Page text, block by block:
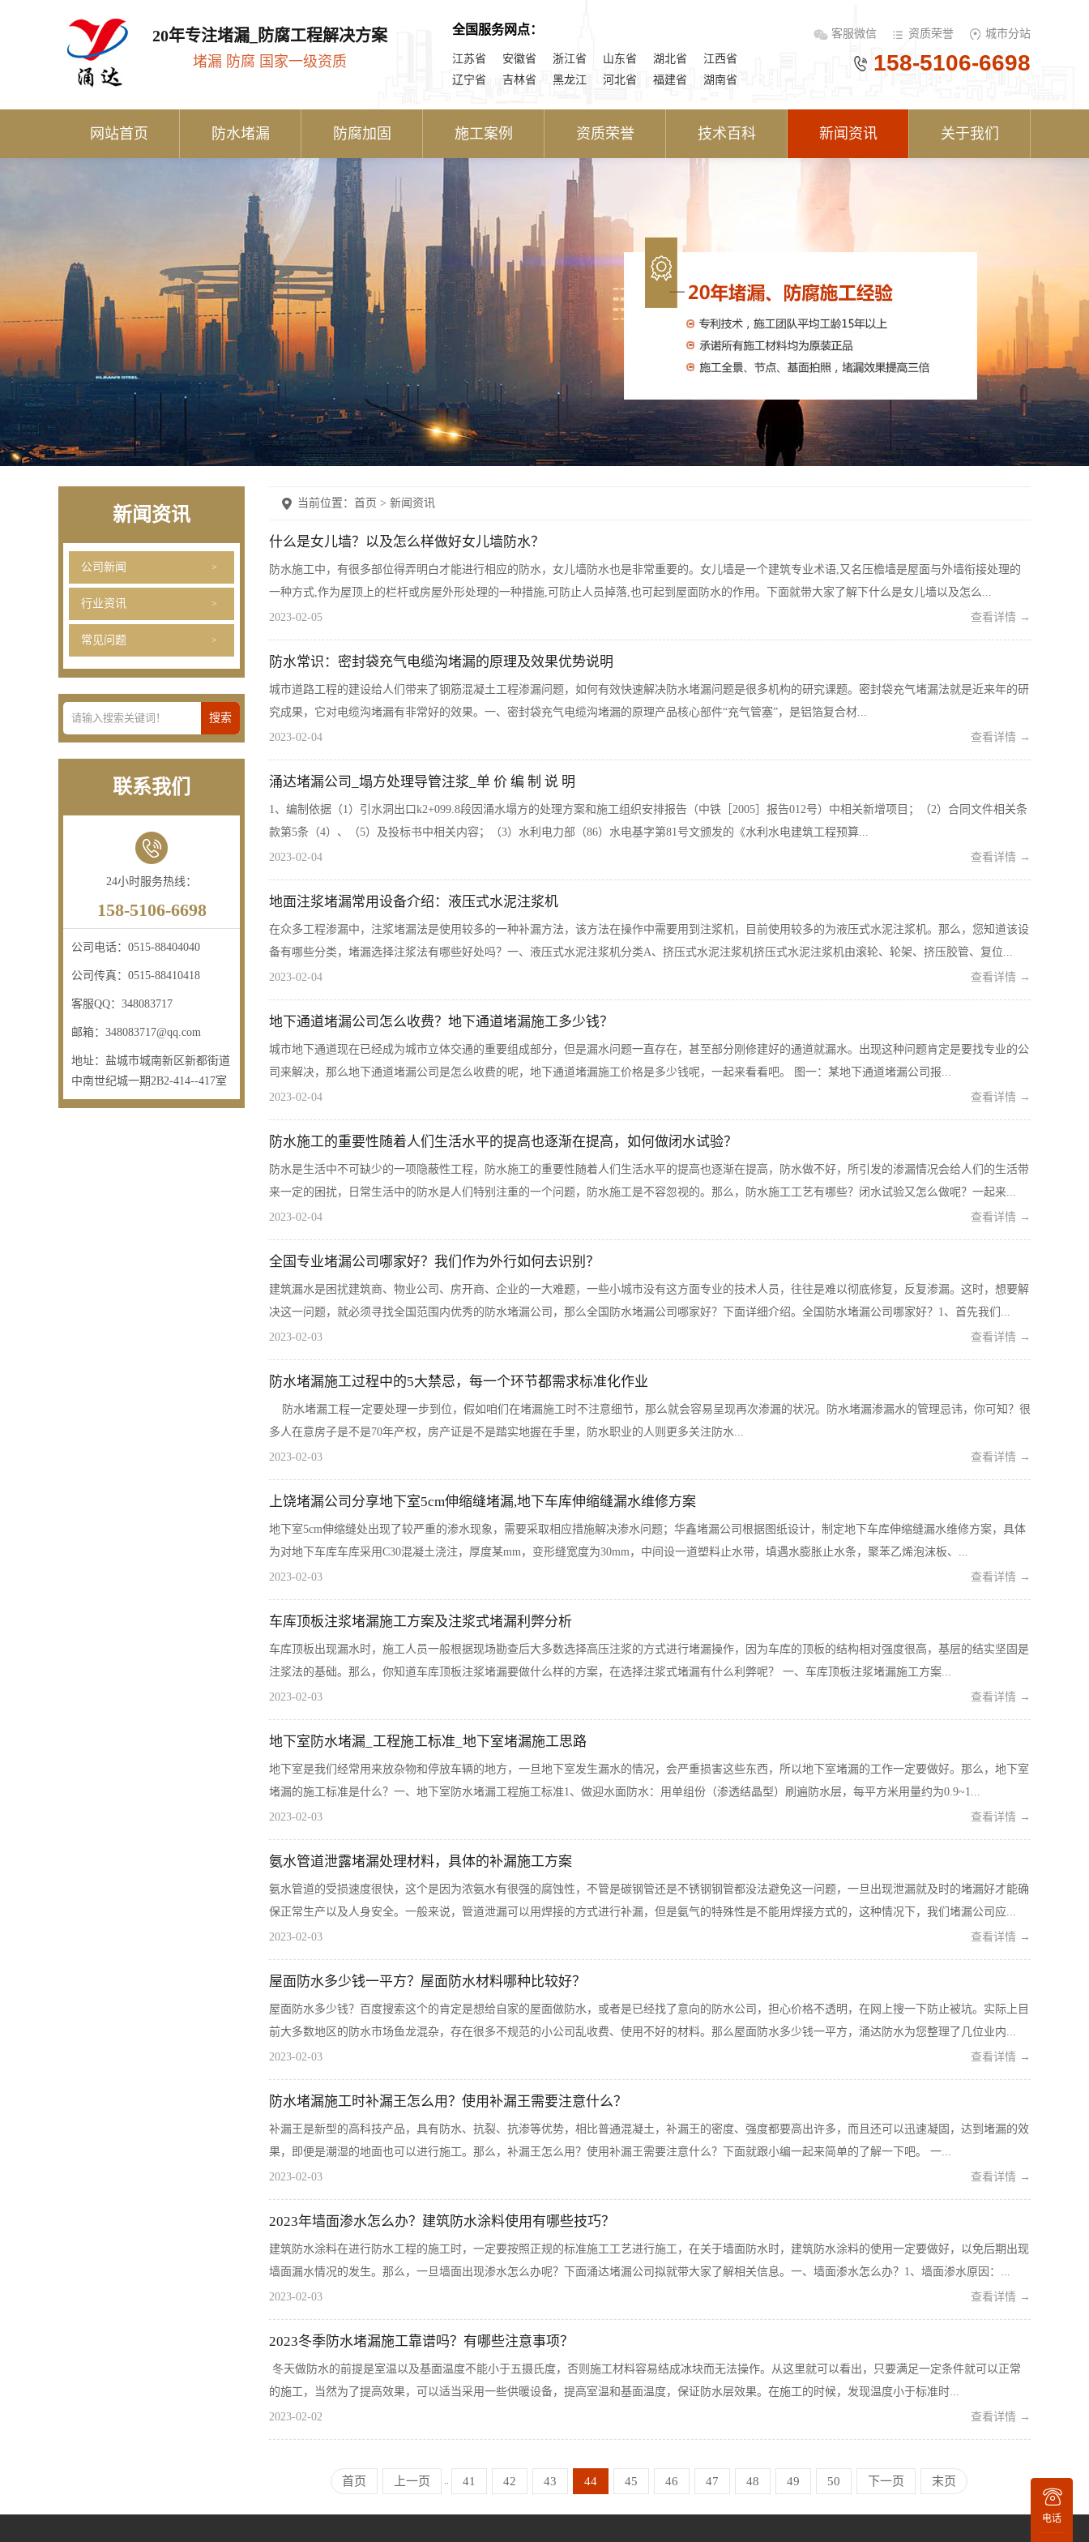
20年专注堵漏_防腐工程解决方案
堵漏 防腐 国家一级资质
全国服务网点：
江苏省 安徽省 浙江省 山东省 湖北省
江西省
辽宁省
吉林省 黑龙江 河北省 福建省 湖南省
客服微信 资质荣誉 城市分站
158-5106-6698
网站首页 防水堵漏 防腐加固 施工案例 资质荣誉 技术百科 新闻资讯 关于我们
新闻资讯
公司新闻
行业资讯
常见问题
联系我们
24小时服务热线：
158-5106-6698
公司电话： 0515-88404040
公司传真： 0515-88410418
客服QQ： 348083717
邮箱： 348083717@qq.com
地址： 盐城市城南新区新都街道
中南世纪城一期2B2-414--417室
当前位置： 首页 > 新闻资讯
什么是女儿墙？以及怎么样做好女儿墙防水？
防水施工中，有很多部位得弄明白才能进行相应的防水，女儿墙防水也是非常重要的。女儿墙是一个建筑专业术语,又名压檐墙是屋面与外墙衔接处理的
一种方式,作为屋顶上的栏杆或房屋外形处理的一种措施,可防止人员掉落,也可起到屋面防水的作用。下面就带大家了解下什么是女儿墙以及怎么...
2023-02-05 查看详情 →
防水常识：密封袋充气电缆沟堵漏的原理及效果优势说明
城市道路工程的建设给人们带来了钢筋混凝土工程渗漏问题，如何有效快速解决防水堵漏问题是很多机构的研究课题。密封袋充气堵漏法就是近来年的研
究成果，它对电缆沟堵漏有非常好的效果。一、密封袋充气电缆沟堵漏的原理产品核心部件“充气管塞”，是铝箔复合材...
2023-02-04 查看详情 →
涌达堵漏公司_塌方处理导管注浆_单 价 编 制 说 明
1、编制依据（1）引水洞出口k2+099.8段因涌水塌方的处理方案和施工组织安排报告（中铁［2005］报告012号）中相关新增项目；（2）合同文件相关条
款第5条（4）、（5）及投标书中相关内容；（3）水利电力部（86）水电基字第81号文颁发的《水利水电建筑工程预算...
2023-02-04 查看详情 →
地面注浆堵漏常用设备介绍：液压式水泥注浆机
在众多工程渗漏中，注浆堵漏法是使用较多的一种补漏方法，该方法在操作中需要用到注浆机，目前使用较多的为液压式水泥注浆机。那么，您知道该设
备有哪些分类，堵漏选择注浆法有哪些好处吗？一、液压式水泥注浆机分类A、挤压式水泥注浆机挤压式水泥注浆机由滚轮、轮架、挤压胶管、复位...
2023-02-04 查看详情 →
地下通道堵漏公司怎么收费？地下通道堵漏施工多少钱？
城市地下通道现在已经成为城市立体交通的重要组成部分，但是漏水问题一直存在，甚至部分刚修建好的通道就漏水。出现这种问题肯定是要找专业的公
司来解决，那么地下通道堵漏公司是怎么收费的呢，地下通道堵漏施工价格是多少钱呢，一起来看看吧。 图一：某地下通道堵漏公司报...
2023-02-04 查看详情 →
防水施工的重要性随着人们生活水平的提高也逐渐在提高，如何做闭水试验？
防水是生活中不可缺少的一项隐蔽性工程，防水施工的重要性随着人们生活水平的提高也逐渐在提高，防水做不好，所引发的渗漏情况会给人们的生活带
来一定的困扰，日常生活中的防水是人们特别注重的一个问题，防水施工是不容忽视的。那么，防水施工工艺有哪些？闭水试验又怎么做呢？一起来...
2023-02-04 查看详情 →
全国专业堵漏公司哪家好？我们作为外行如何去识别？
建筑漏水是困扰建筑商、物业公司、房开商、企业的一大难题，一些小城市没有这方面专业的技术人员，往往是难以彻底修复，反复渗漏。这时，想要解
决这一问题，就必须寻找全国范围内优秀的防水堵漏公司，那么全国防水堵漏公司哪家好？下面详细介绍。全国防水堵漏公司哪家好？1、首先我们...
2023-02-03 查看详情 →
防水堵漏施工过程中的5大禁忌，每一个环节都需求标准化作业
防水堵漏工程一定要处理一步到位，假如咱们在堵漏施工时不注意细节，那么就会容易呈现再次渗漏的状况。防水堵漏渗漏水的管理忌讳，你可知？很
多人在意房子是不是70年产权，房产证是不是踏实地握在手里，防水职业的人则更多关注防水...
2023-02-03 查看详情 →
上饶堵漏公司分享地下室5cm伸缩缝堵漏,地下车库伸缩缝漏水维修方案
地下室5cm伸缩缝处出现了较严重的渗水现象，需要采取相应措施解决渗水问题；华鑫堵漏公司根据图纸设计，制定地下车库伸缩缝漏水维修方案，具体
为对地下车库车库采用C30混凝土浇注，厚度某mm，变形缝宽度为30mm，中间设一道塑料止水带，填遇水膨胀止水条，聚苯乙烯泡沫板、...
2023-02-03 查看详情 →
车库顶板注浆堵漏施工方案及注浆式堵漏利弊分析
车库顶板出现漏水时，施工人员一般根据现场勘查后大多数选择高压注浆的方式进行堵漏操作，因为车库的顶板的结构相对强度很高，基层的结实坚固是
注浆法的基础。那么，你知道车库顶板注浆堵漏要做什么样的方案，在选择注浆式堵漏有什么利弊呢？ 一、车库顶板注浆堵漏施工方案...
2023-02-03 查看详情 →
地下室防水堵漏_工程施工标准_地下室堵漏施工思路
地下室是我们经常用来放杂物和停放车辆的地方，一旦地下室发生漏水的情况，会严重损害这些东西，所以地下室堵漏的工作一定要做好。那么，地下室
堵漏的施工标准是什么？一、地下室防水堵漏工程施工标准1、做迎水面防水：用单组份（渗透结晶型）刷遍防水层，每平方米用量约为0.9~1...
2023-02-03 查看详情 →
氨水管道泄露堵漏处理材料，具体的补漏施工方案
氨水管道的受损速度很快，这个是因为浓氨水有很强的腐蚀性，不管是碳钢管还是不锈钢钢管都没法避免这一问题，一旦出现泄漏就及时的堵漏好才能确
保正常生产以及人身安全。一般来说，管道泄漏可以用焊接的方式进行补漏，但是氨气的特殊性是不能用焊接方式的，这种情况下，我们堵漏公司应...
2023-02-03 查看详情 →
屋面防水多少钱一平方？屋面防水材料哪种比较好？
屋面防水多少钱？百度搜索这个的肯定是想给自家的屋面做防水，或者是已经找了意向的防水公司，担心价格不透明，在网上搜一下防止被坑。实际上目
前大多数地区的防水市场鱼龙混杂，存在很多不规范的小公司乱收费、使用不好的材料。那么屋面防水多少钱一平方，涌达防水为您整理了几位业内...
2023-02-03 查看详情 →
防水堵漏施工时补漏王怎么用？使用补漏王需要注意什么？
补漏王是新型的高科技产品，具有防水、抗裂、抗渗等优势，相比普通混凝土，补漏王的密度、强度都要高出许多，而且还可以迅速凝固，达到堵漏的效
果，即便是潮湿的地面也可以进行施工。那么，补漏王怎么用？使用补漏王需要注意什么？下面就跟小编一起来简单的了解一下吧。 一...
2023-02-03 查看详情 →
2023年墙面渗水怎么办？建筑防水涂料使用有哪些技巧？
建筑防水涂料在进行防水工程的施工时，一定要按照正规的标准施工工艺进行施工，在关于墙面防水时，建筑防水涂料的使用一定要做好，以免后期出现
墙面漏水情况的发生。那么，一旦墙面出现渗水怎么办呢？下面涌达堵漏公司拟就带大家了解相关信息。一、墙面渗水怎么办？1、墙面渗水原因：...
2023-02-03 查看详情 →
2023冬季防水堵漏施工靠谱吗？有哪些注意事项？
冬天做防水的前提是室温以及基面温度不能小于五摄氏度，否则施工材料容易结成冰块而无法操作。从这里就可以看出，只要满足一定条件就可以正常
的施工，当然为了提高效果，可以适当采用一些供暖设备，提高室温和基面温度，保证防水层效果。在施工的时候，发现温度小于标准时...
2023-02-02 查看详情 →
首页 上一页 41 42 43 44 45 46 47 48 49 50 下一页 末页
电话